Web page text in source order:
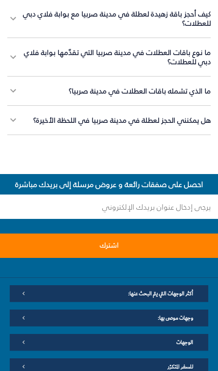
كيف أحجز باقة زهيدة لعطلة في مدينة صربيا مع بوابة فلاي دبي
للعطلات؟
ما نوع باقات العطلات في مدينة صربيا التي تقدّمها بوابة فلاي
دبي للعطلات؟
ما الذي تشمله باقات العطلات في مدينة صربيا؟
هل يمكنني الحجز لعطلة في مدينة صربيا في اللحظة الأخيرة؟
احصل على صفقات رائعة و عروض مرسلة إلى بريدك مباشرة
اشترك
أكثر الوجهات التي يتم البحث عنها:
وجهات موصى بها:
الوجهات
للسفر المتكرّر